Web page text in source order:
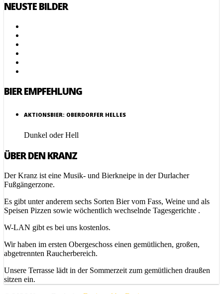
NEUSTE BILDER
BIER EMPFEHLUNG
AKTIONSBIER: OBERDORFER HELLES
Dunkel oder Hell
ÜBER DEN KRANZ
Der Kranz ist eine Musik- und Bierkneipe in der Durlacher
Fußgängerzone.
Es gibt unter anderem sechs Sorten Bier vom Fass, Weine und als
Speisen Pizzen sowie wöchentlich wechselnde Tagesgerichte .
W-LAN gibt es bei uns kostenlos.
Wir haben im ersten Obergeschoss einen gemütlichen, großen,
abgetrennten Raucherbereich.
Unsere Terrasse lädt in der Sommerzeit zum gemütlichen draußen
sitzen ein.